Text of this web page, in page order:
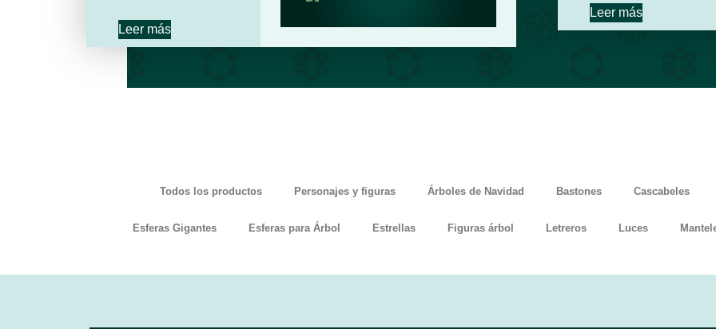
Leer más
Leer más
Todos los productos Personajes y figuras Árboles de Navidad Bastones Cascabeles
Esferas Gigantes Esferas para Árbol Estrellas Figuras árbol Letreros Luces